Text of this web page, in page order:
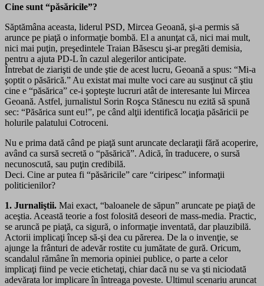
Cine sunt “păsăricile”?
Săptămâna aceasta, liderul PSD, Mircea Geoană, şi-a permis să
arunce pe piaţă o informaţie bombă. El a anunţat că, nici mai mult,
nici mai puţin, preşedintele Traian Băsescu şi-ar pregăti demisia,
pentru a ajuta PD-L în cazul alegerilor anticipate.
Întrebat de ziarişti de unde ştie de acest lucru, Geoană a spus: “Mi-a
şoptit o păsărică.” Au existat mai multe voci care au susţinut că ştiu
cine e “păsărica” ce-i şopteşte lucruri atât de interesante lui Mircea
Geoană. Astfel, jurnalistul Sorin Roşca Stănescu nu ezită să spună
sec: “Păsărica sunt eu!”, pe când alţii identifică locaţia păsăricii pe
holurile palatului Cotroceni.
Nu e prima dată când pe piaţă sunt aruncate declaraţii fără acoperire,
având ca sursă secretă o “păsărică”. Adică, în traducere, o sursă
necunoscută, sau puţin credibilă.
Deci. Cine ar putea fi “păsăricile” care “ciripesc” informaţii
politicienilor?
1. Jurnaliştii. Mai exact, “baloanele de săpun” aruncate pe piaţă de
aceştia. Această teorie a fost folosită deseori de mass-media. Practic,
se aruncă pe piaţă, ca sigură, o informaţie inventată, dar plauzibilă.
Actorii implicaţi încep să-şi dea cu părerea. De la o invenţie, se
ajunge la frânturi de adevăr rostite cu jumătate de gură. Oricum,
scandalul rămâne în memoria opiniei publice, o parte a celor
implicaţi fiind pe vecie etichetaţi, chiar dacă nu se va şti niciodată
adevărata lor implicare în întreaga poveste. Ultimul scenariu aruncat